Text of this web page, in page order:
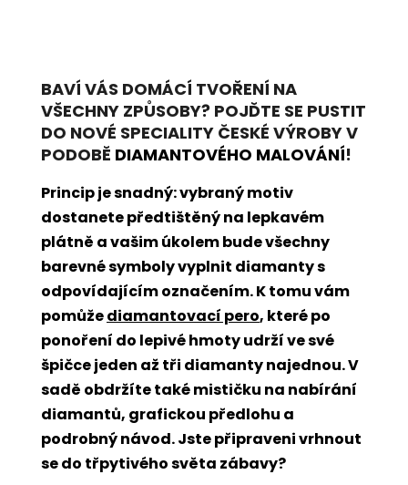
BAVÍ VÁS DOMÁCÍ TVOŘENÍ NA
VŠECHNY ZPŮSOBY? POJĎTE SE PUSTIT
DO NOVÉ SPECIALITY ČESKÉ VÝROBY V
PODOBĚ DIAMANTOVÉHO MALOVÁNÍ!
Princip je snadný: vybraný motiv
dostanete předtištěný na lepkavém
plátně a vašim úkolem bude všechny
barevné symboly vyplnit diamanty s
odpovídajícím označením. K tomu vám
pomůžediamantovací pero, které po
ponoření do lepivé hmoty udrží ve své
špičce jeden až tři diamanty najednou. V
sadě obdržíte také mističku na nabírání
diamantů, grafickou předlohu a
podrobný návod. Jste připraveni vrhnout
se do třpytivého světa zábavy?